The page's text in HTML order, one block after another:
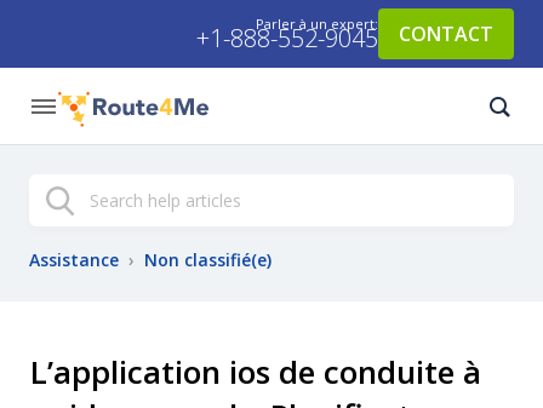
Parler à un expert:
+1-888-552-9045 CONTACT
Recherche
Assistance › Non classifié(e)
L’application ios de conduite à